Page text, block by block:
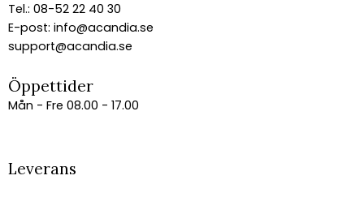
Tel.: 08-52 22 40 30
E-post: info@acandia.se
support@acandia.se
Öppettider
Mån - Fre 08.00 - 17.00
Leverans